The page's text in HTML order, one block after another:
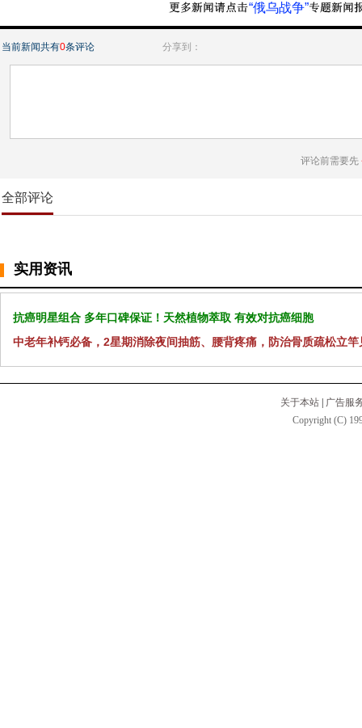
“俄乌战争”
当前新闻共有0条评论 分享到：
评论前需要先
全部评论
实用资讯
抗癌明星组合 多年口碑保证！天然植物萃取 有效对抗癌细胞
中老年补钙必备，2星期消除夜间抽筋、腰背疼痛，防治骨质疏松立竿
关于本站
广告服
Copyright (C)